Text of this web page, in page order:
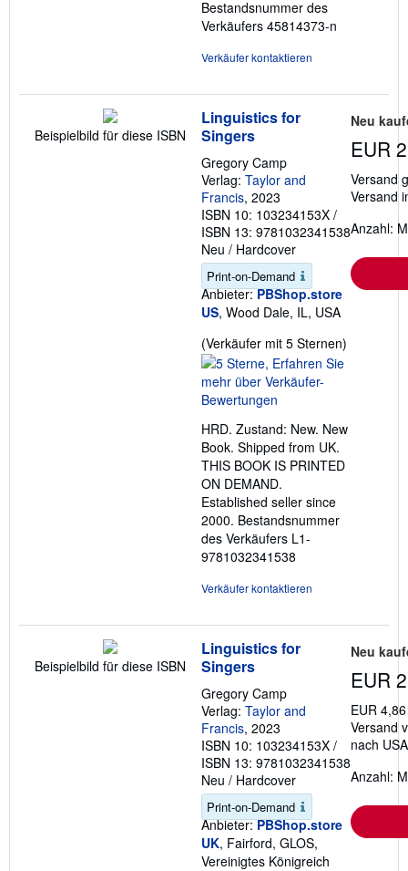
Bestandsnummer des
Verkäufers 45814373-n
Verkäufer kontaktieren
Beispielbild für diese ISBN
Linguistics for
Singers
Gregory Camp
Verlag: Taylor and
Francis, 2023
ISBN 10: 103234153X /
ISBN 13: 9781032341538
Neu / Hardcover
Print-on-Demand
Anbieter: PBShop.store
US, Wood Dale, IL, USA
(Verkäufer mit 5 Sternen)
HRD. Zustand: New. New
Book. Shipped from UK.
THIS BOOK IS PRINTED
ON DEMAND.
Established seller since
2000. Bestandsnummer
des Verkäufers L1-
9781032341538
Verkäufer kontaktieren
Neu
EUR
Versand
Versand
Anzahl:
Beispielbild für diese ISBN
Linguistics for
Singers
Gregory Camp
Verlag: Taylor and
Francis, 2023
ISBN 10: 103234153X /
ISBN 13: 9781032341538
Neu / Hardcover
Print-on-Demand
Anbieter: PBShop.store
UK, Fairford, GLOS,
Vereinigtes Königreich
Neu
EUR
EUR
Versand
nach USA
Anzahl: